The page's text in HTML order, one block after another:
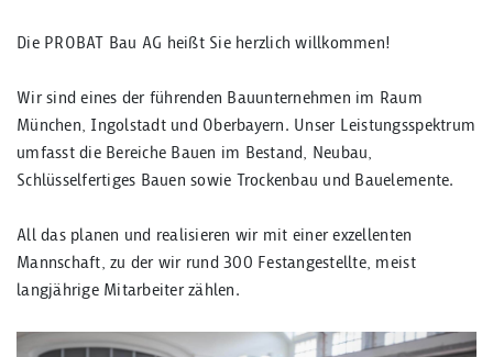
Die PROBAT Bau AG heißt Sie herzlich willkommen!
Wir sind eines der führenden Bauunternehmen im Raum
München, Ingolstadt und Oberbayern. Unser Leistungsspektrum
umfasst die Bereiche Bauen im Bestand, Neubau,
Schlüsselfertiges Bauen sowie Trockenbau und Bauelemente.
All das planen und realisieren wir mit einer exzellenten
Mannschaft, zu der wir rund 300 Festangestellte, meist
langjährige Mitarbeiter zählen.